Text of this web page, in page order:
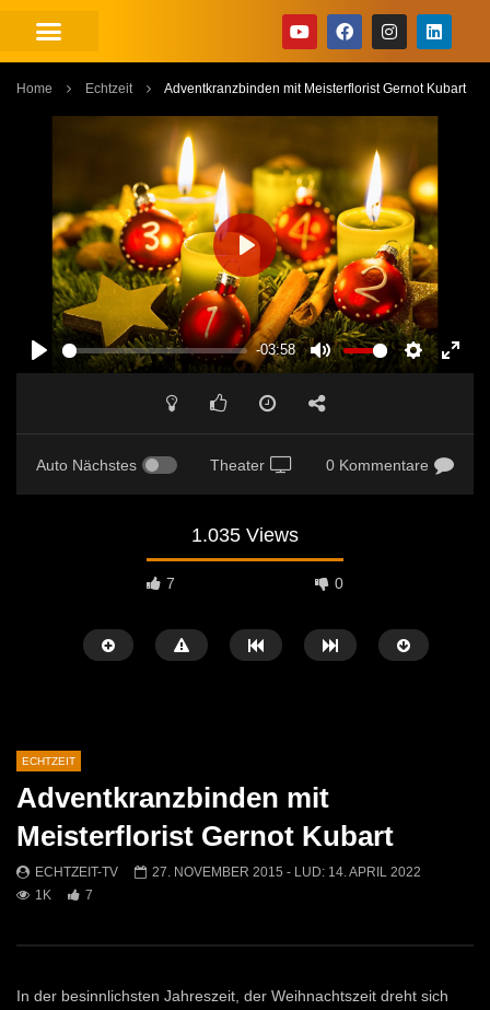
Home Echtzeit Adventkranzbinden mit Meisterflorist Gernot Kubart
PLAY
-03:58
MUTE SETTINGS
PLAY
Auto Nächstes Theater 0 Kommentare
1.035 Views
7 0
Mittendrin
ECHTZEIT-TV
Kammern
ECHTZEIT
Adventkranzbinden mit
Meisterflorist Gernot Kubart
ECHTZEIT-TV 27. NOVEMBER 2015 - LUD: 14. APRIL 2022
1K
7
In der besinnlichsten Jahreszeit, der Weihnachtszeit dreht sich